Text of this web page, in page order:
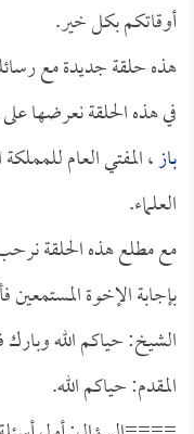
أوقاتكم بكل خير.
هذه حلقة جديدة مع
في هذه الحلقة نعرضها
باز، المفتي العام
العلماء.
مع مطلع هذه الحلقة
بإجابة الإخوة
الشيخ: حياكم الله
المقدم: حياكم الله.